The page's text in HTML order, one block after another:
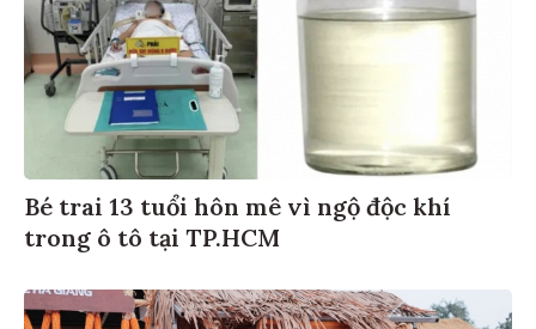
Bé trai 13 tuổi hôn mê vì ngộ độc khí
trong ô tô tại TP.HCM